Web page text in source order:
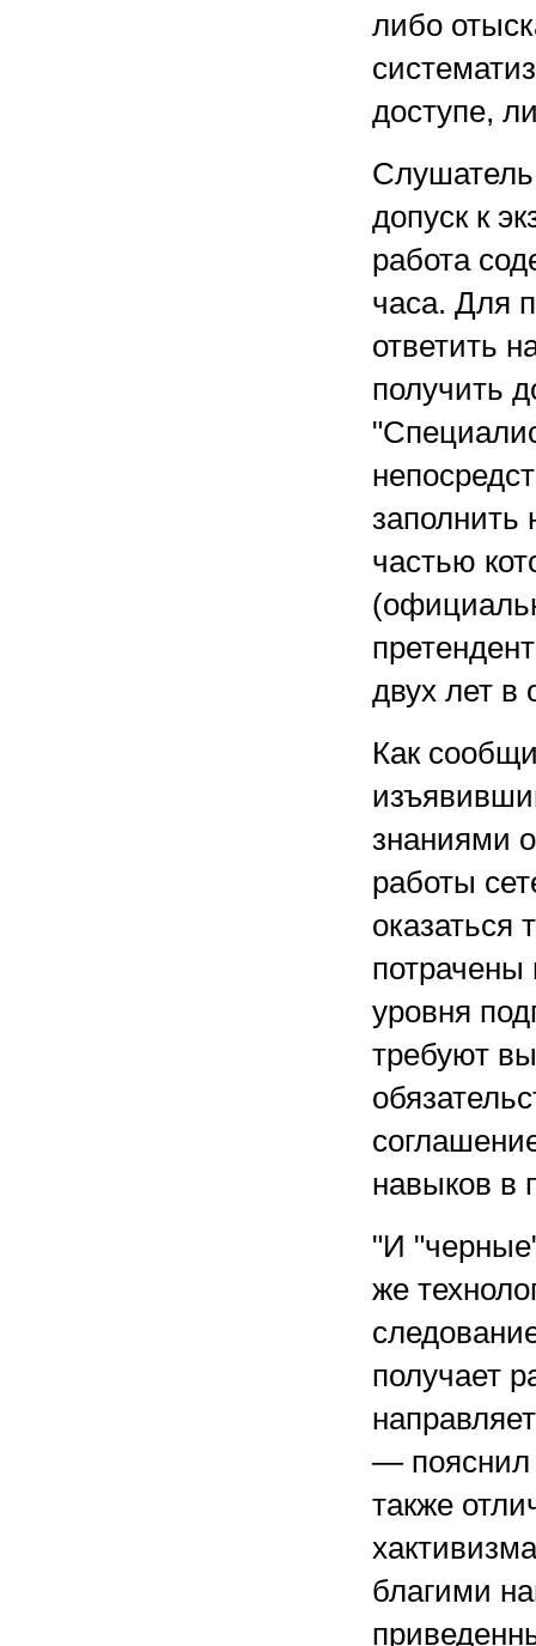
либо
доступе,
Слушатель
допуск к
работа
часа. Для
ответить
получить
частью
двух лет
Как
знаниями
работы
оказаться
потрачены
уровня
требуют
навыков в
"И
же
получает
— пояснил
также
благими